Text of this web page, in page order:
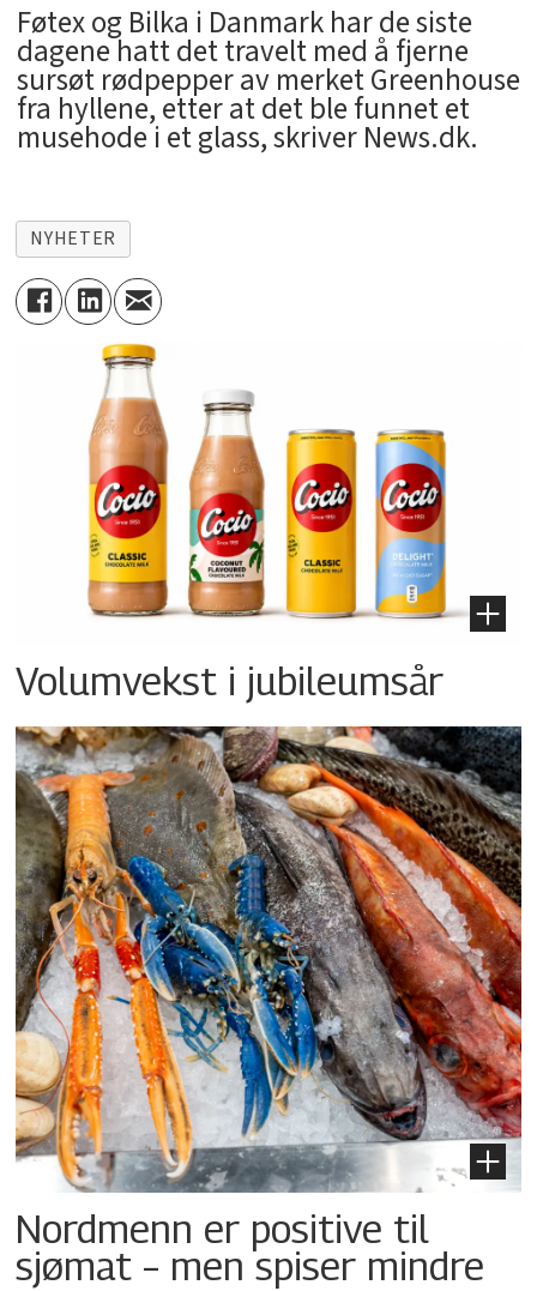
Føtex og Bilka i Danmark har de siste
dagene hatt det travelt med å fjerne
sursøt rødpepper av merket Greenhouse
fra hyllene, etter at det ble funnet et
musehode i et glass, skriver News.dk.
NYHETER
Volumvekst i jubileumsår
Nordmenn er positive til
sjømat – men spiser mindre